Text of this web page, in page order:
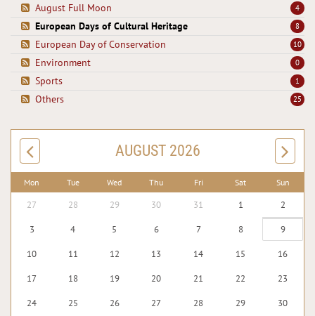
4
August Full Moon
8
European Days of Cultural Heritage
10
European Day of Conservation
0
Environment
1
Sports
25
Others
AUGUST 2026
Mon Tue Wed Thu Fri Sat Sun
27 28 29 30 31 1 2
3 4 5 6 7 8 9
10 11 12 13 14 15 16
17 18 19 20 21 22 23
24 25 26 27 28 29 30